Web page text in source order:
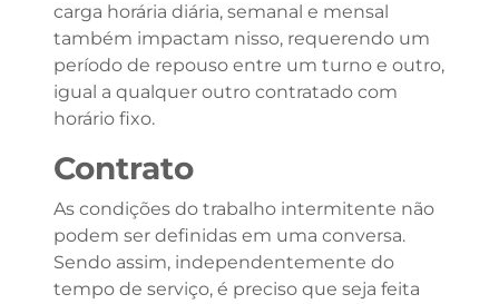
carga horária diária, semanal e mensal
também impactam nisso, requerendo um
período de repouso entre um turno e outro,
igual a qualquer outro contratado com
horário fixo.
Contrato
As condições do trabalho intermitente não
podem ser definidas em uma conversa.
Sendo assim, independentemente do
tempo de serviço, é preciso que seja feita